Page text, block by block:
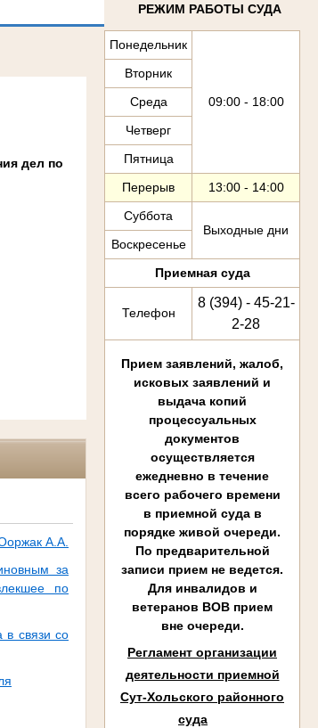
РЕЖИМ РАБОТЫ СУДА
Понедельник
09:00 - 18:00
Вторник
Среда
Четверг
Пятница
Перерыв
13:00 - 14:00
Суббота
Выходные дни
Воскресенье
Приемная суда
Телефон
8 (394) - 45-21-
2-28
Прием заявлений, жалоб,
исковых заявлений и
выдача копий
процессуальных
документов
осуществляется
ежедневно в течение
всего рабочего времени
в приемной суда в
порядке живой очереди.
По предварительной
записи прием не ведется.
Для инвалидов и
ветеранов ВОВ прием
вне очереди.
Регламент организации
деятельности приемной
Сут-Хольского районного
суда
дел по
А.А.
за
по
в связи со